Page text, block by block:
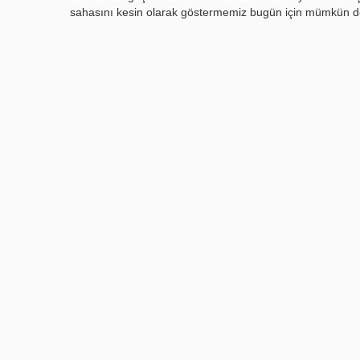
sahasını kesin olarak göstermemiz bugün için mümkün